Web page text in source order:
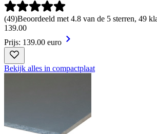
(49)Beoordeeld met 4.8 van de 5 sterren, 49
139.00
Prijs: 139.00 euro
Bekijk alles in compactplaat